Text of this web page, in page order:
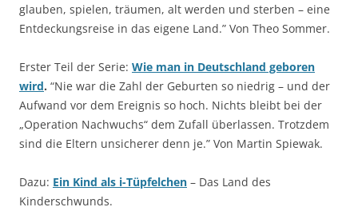
glauben, spielen, träumen, alt werden und sterben – eine
Entdeckungsreise in das eigene Land.” Von Theo Sommer.
Erster Teil der Serie: Wie man in Deutschland geboren
wird. “Nie war die Zahl der Geburten so niedrig – und der
Aufwand vor dem Ereignis so hoch. Nichts bleibt bei der
„Operation Nachwuchs“ dem Zufall überlassen. Trotzdem
sind die Eltern unsicherer denn je.” Von Martin Spiewak.
Dazu: Ein Kind als i-Tüpfelchen – Das Land des
Kinderschwunds.